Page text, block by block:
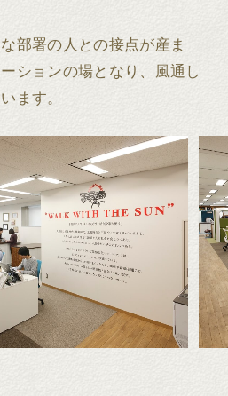
部署の人との接点が産ま
ションの場となり、風通し
ます。